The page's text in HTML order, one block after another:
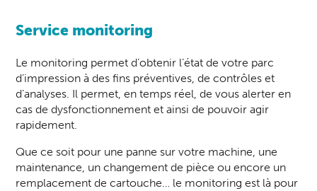
Service monitoring
Le monitoring permet d’obtenir l’état de votre parc
d’impression à des fins préventives, de contrôles et
d’analyses. Il permet, en temps réel, de vous alerter en
cas de dysfonctionnement et ainsi de pouvoir agir
rapidement.
Que ce soit pour une panne sur votre machine, une
maintenance, un changement de pièce ou encore un
remplacement de cartouche… le monitoring est là pour